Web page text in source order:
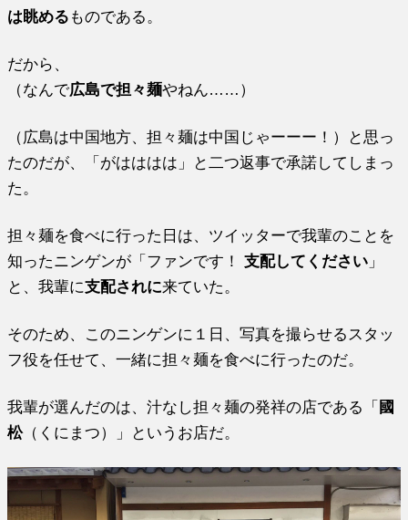
は眺める ものである。
だから、
（なんで広島で担々麺やねん……）
（広島は中国地方、担々麺は中国じゃーーー！）と思っ
たのだが、「がはははは」と二つ返事で承諾してしまっ
た。
担々麺を食べに行った日は、ツイッターで我輩のことを
知ったニンゲンが「ファンです！支配してください 」
と、我輩に支配されに来ていた。
そのため、このニンゲンに１日、写真を撮らせるスタッ
フ役を任せて、一緒に担々麺を食べに行ったのだ。
我輩が選んだのは、汁なし担々麺の発祥の店である「 國
松（くにまつ）」というお店だ。